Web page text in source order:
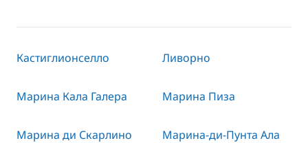
Кастиглионселло Ливорно
Марина Кала Галера Марина Пиза
Марина ди Скарлино Марина-ди-Пунта Ала